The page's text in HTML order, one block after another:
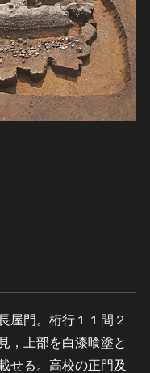
屋門。桁行１１間２
，上部を白漆喰塗と
せる。高校の正門及